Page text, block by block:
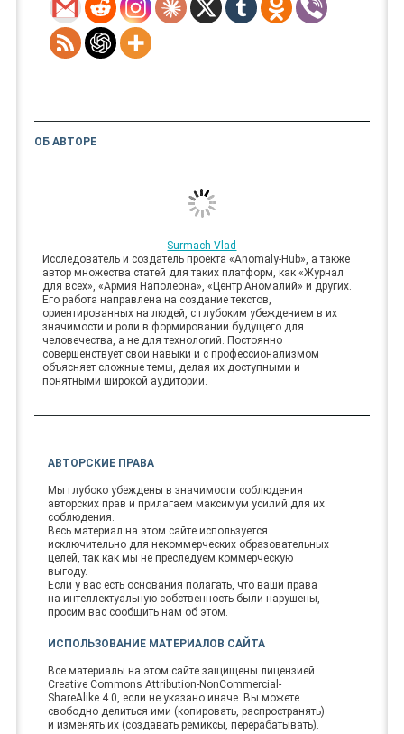
ОБ АВТОРЕ
Surmach Vlad
Исследователь и создатель проекта «Anomaly-Hub», а также
автор множества статей для таких платформ, как «Журнал
для всех», «Армия Наполеона», «Центр Аномалий» и других.
Его работа направлена на создание текстов,
ориентированных на людей, с глубоким убеждением в их
значимости и роли в формировании будущего для
человечества, а не для технологий. Постоянно
совершенствует свои навыки и с профессионализмом
объясняет сложные темы, делая их доступными и
понятными широкой аудитории.
АВТОРСКИЕ ПРАВА
Мы глубоко убеждены в значимости соблюдения
авторских прав и прилагаем максимум усилий для их
соблюдения.
Весь материал на этом сайте используется
исключительно для некоммерческих образовательных
целей, так как мы не преследуем коммерческую
выгоду.
Если у вас есть основания полагать, что ваши права
на интеллектуальную собственность были нарушены,
просим вас сообщить нам об этом.
ИСПОЛЬЗОВАНИЕ МАТЕРИАЛОВ САЙТА
Все материалы на этом сайте защищены лицензией
Creative Commons Attribution-NonCommercial-
ShareAlike 4.0, если не указано иначе. Вы можете
свободно делиться ими (копировать, распространять)
и изменять их (создавать ремиксы, перерабатывать).